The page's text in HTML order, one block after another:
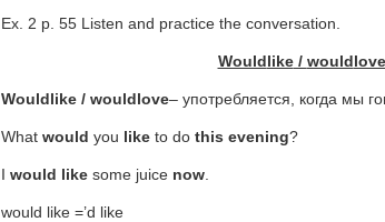
Ex. 2 p. 55 Listen and practice the conversation.
Wouldlike/ wouldlove
Wouldlike /wouldlove– употребляется, когда мы
Whatwouldyou liketo dothis evening?
Iwould like some juice now
would like =’d like